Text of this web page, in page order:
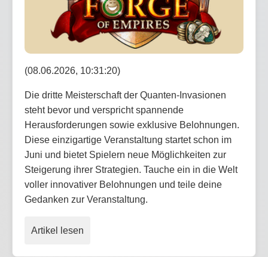
(08.06.2026, 10:31:20)
Die dritte Meisterschaft der Quanten-Invasionen
steht bevor und verspricht spannende
Herausforderungen sowie exklusive Belohnungen.
Diese einzigartige Veranstaltung startet schon im
Juni und bietet Spielern neue Möglichkeiten zur
Steigerung ihrer Strategien. Tauche ein in die Welt
voller innovativer Belohnungen und teile deine
Gedanken zur Veranstaltung.
Artikel lesen